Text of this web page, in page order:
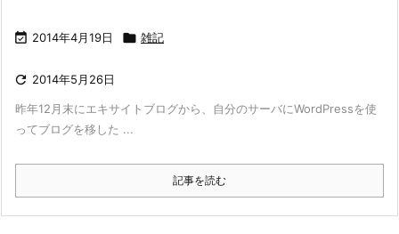
 2014年4月19日  雑記
 2014年5月26日
昨年12月末にエキサイトブログから、自分のサーバにWordPressを使
ってブログを移した ...
記事を読む